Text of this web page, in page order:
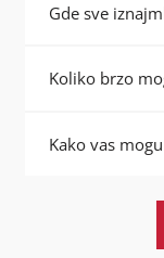
Gde sve
Koliko brzo
Kako vas